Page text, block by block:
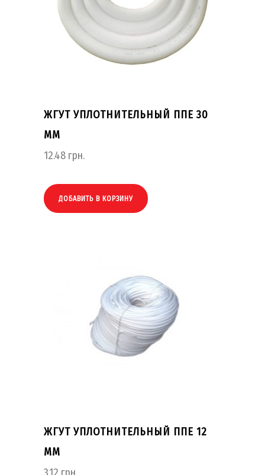
ЖГУТ УПЛОТНИТЕЛЬНЫЙ ППЕ 30
ММ
12.48 грн.
ДОБАВИТЬ В КОРЗИНУ
ЖГУТ УПЛОТНИТЕЛЬНЫЙ ППЕ 12
ММ